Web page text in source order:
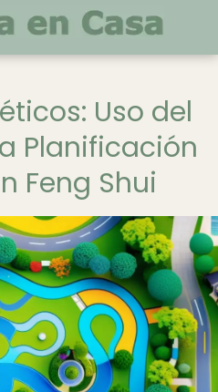
Uso del
Planificación
Feng Shui